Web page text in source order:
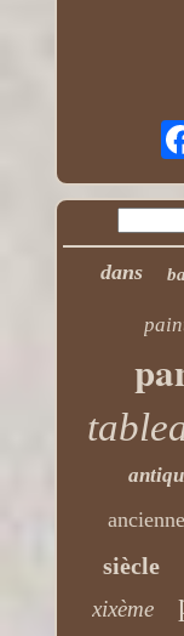
dans
ancienne
siècle
xixème